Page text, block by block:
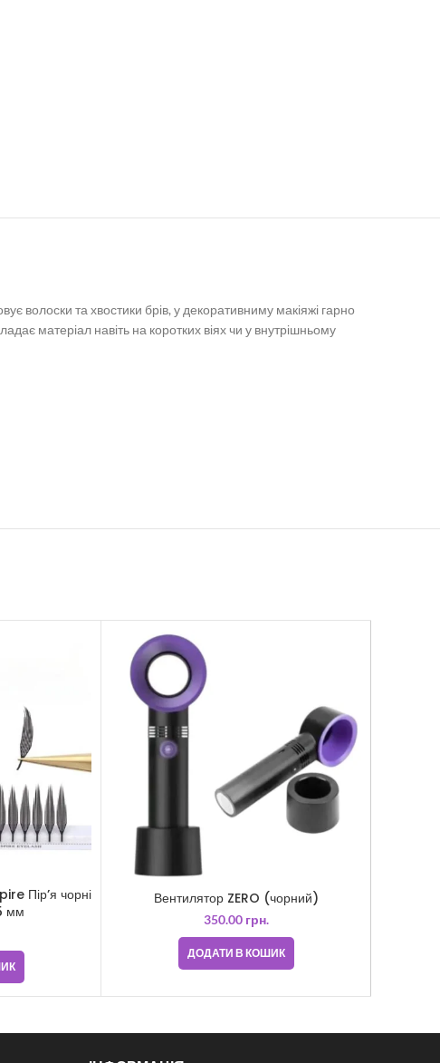
волоски та хвостики брів, у декоративниму макіяжі гарно
матеріал навіть на коротких віях чи у внутрішньому
Пір’я чорні
мм
Вентилятор ZERO (чорний)
350.00 грн.
ДОДАТИ В КОШИК